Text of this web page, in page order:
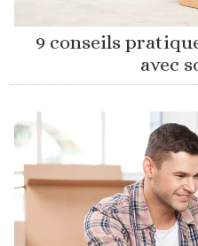
9 conseils
avec